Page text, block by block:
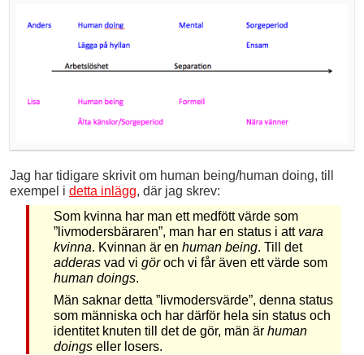
Jag har tidigare skrivit om human being/human doing, till
exempel i detta inlägg, där jag skrev:
Som kvinna har man ett medfött värde som
”livmodersbäraren”, man har en status i att vara
kvinna. Kvinnan är en human being. Till det
adderasvad vi göroch vi får även ett värde som
human doings.
Män saknar detta ”livmodersvärde”, denna status
som människa och har därför hela sin status och
identitet knuten till det de gör, män är human
doingseller losers.